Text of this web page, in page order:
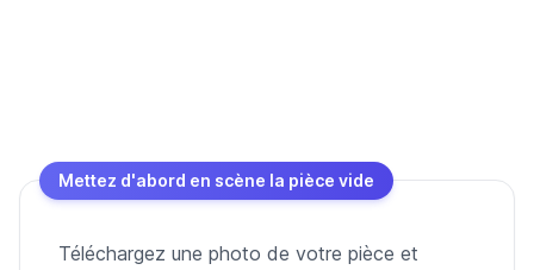
Mettez d'abord en scène la pièce vide
Téléchargez une photo de votre pièce et